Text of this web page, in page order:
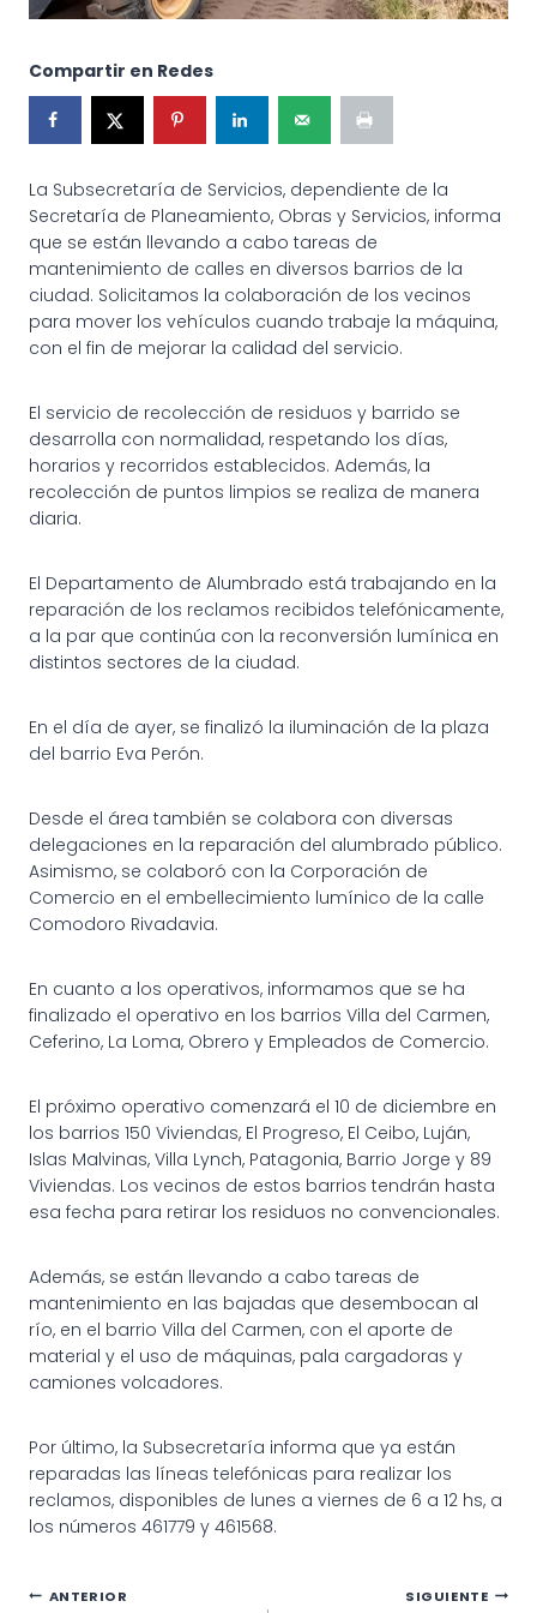
Compartir en Redes
La Subsecretaría de Servicios, dependiente de la
Secretaría de Planeamiento, Obras y Servicios, informa
que se están llevando a cabo tareas de
mantenimiento de calles en diversos barrios de la
ciudad. Solicitamos la colaboración de los vecinos
para mover los vehículos cuando trabaje la máquina,
con el fin de mejorar la calidad del servicio.
El servicio de recolección de residuos y barrido se
desarrolla con normalidad, respetando los días,
horarios y recorridos establecidos. Además, la
recolección de puntos limpios se realiza de manera
diaria.
El Departamento de Alumbrado está trabajando en la
reparación de los reclamos recibidos telefónicamente,
a la par que continúa con la reconversión lumínica en
distintos sectores de la ciudad.
En el día de ayer, se finalizó la iluminación de la plaza
del barrio Eva Perón.
Desde el área también se colabora con diversas
delegaciones en la reparación del alumbrado público.
Asimismo, se colaboró con la Corporación de
Comercio en el embellecimiento lumínico de la calle
Comodoro Rivadavia.
En cuanto a los operativos, informamos que se ha
finalizado el operativo en los barrios Villa del Carmen,
Ceferino, La Loma, Obrero y Empleados de Comercio.
El próximo operativo comenzará el 10 de diciembre en
los barrios 150 Viviendas, El Progreso, El Ceibo, Luján,
Islas Malvinas, Villa Lynch, Patagonia, Barrio Jorge y 89
Viviendas. Los vecinos de estos barrios tendrán hasta
esa fecha para retirar los residuos no convencionales.
Además, se están llevando a cabo tareas de
mantenimiento en las bajadas que desembocan al
río, en el barrio Villa del Carmen, con el aporte de
material y el uso de máquinas, pala cargadoras y
camiones volcadores.
Por último, la Subsecretaría informa que ya están
reparadas las líneas telefónicas para realizar los
reclamos, disponibles de lunes a viernes de 6 a 12 hs, a
los números 461779 y 461568.
Navegación
ANTERIOR SIGUIENTE